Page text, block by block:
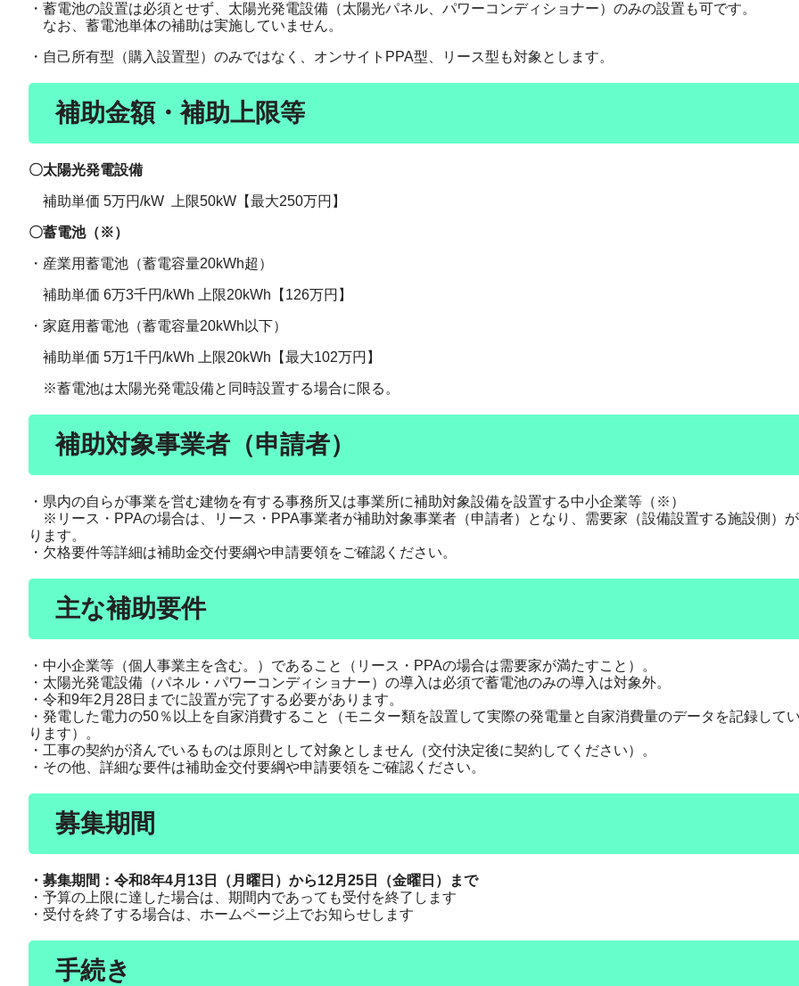
・蓄電池の設置は必須とせず、太陽光発電設備（太陽光パネル、パワーコンディショナー）のみの設置も可です。
なお、蓄電池単体の補助は実施していません。
​・自己所有型（購入設置型）のみではなく、オンサイトPPA型、リース型も対象とします。
​補助金額・補助上限等
〇太陽光発電設備
補助単価 5万円/kW 上限50kW【最大250万円】
〇蓄電池（※）
・産業用蓄電池（蓄電容量20kWh超）
補助単価 6万3千円/kWh 上限20kWh【126万円】
・家庭用蓄電池（蓄電容量20kWh以下）
補助単価 5万1千円/kWh 上限20kWh【最大102万円】
※蓄電池は太陽光発電設備と同時設置する場合に限る。
補助対象事業者（申請者）
・県内の自らが事業を営む建物を有する事務所又は事業所に補助対象設備を設置する中小企業等（※）
※リース・PPAの場合は、リース・PPA事業者が補助対象事業者（申請者）となり、需要家（設備設置する施設側）
ります。
・欠格要件等詳細は補助金交付要綱や申請要領をご確認ください。
主な補助要件
・中小企業等（個人事業主を含む。）であること（リース・PPAの場合は需要家が満たすこと）。
・太陽光発電設備（パネル・パワーコンディショナー）の導入は必須で蓄電池のみの導入は対象外。
・令和9年2月28日までに設置が完了する必要があります。
・発電した電力の50％以上を自家消費すること（モニター類を設置して実際の発電量と自家消費量のデータを記録して
ります）。
・工事の契約が済んでいるものは原則として対象としません（交付決定後に契約してください）。
・その他、詳細な要件は補助金交付要綱や申請要領をご確認ください。
募集期間
・募集期間：令和8年4月13日（月曜日）から12月25日（金曜日）まで
・予算の上限に達した場合は、期間内であっても受付を終了します
・受付を終了する場合は、ホームページ上でお知らせします
手続き